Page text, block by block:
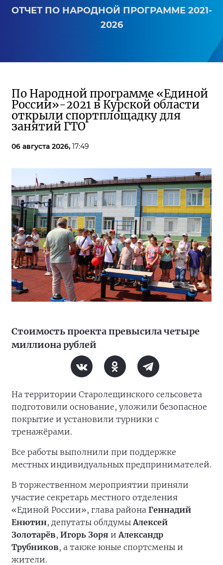
ОТЧЕТ ПО НАРОДНОЙ ПРОГРАММЕ 2021-
2026
По Народной программе «Единой
России»-2021 в Курской области
открыли спортплощадку для
занятий ГТО
06 августа 2026, 17:49
Стоимость проекта превысила четыре
миллиона рублей
На территории Старолещинского сельсовета
подготовили основание, уложили безопасное
покрытие и установили турники с
тренажёрами.
Все работы выполнили при поддержке
местных индивидуальных предпринимателей.
В торжественном мероприятии приняли
участие секретарь местного отделения
«Единой России», глава района Геннадий
Енютин, депутаты облдумыАлексей
Золотарёв, Игорь Зоря иАлександр
Трубников, а также юные спортсмены и
жители.